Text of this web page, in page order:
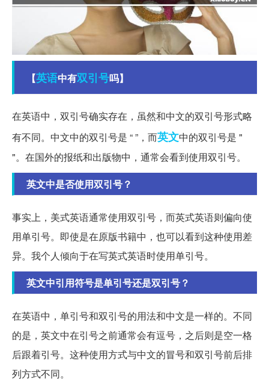
【英语中有双引号吗】
在英语中，双引号确实存在，虽然和中文的双引号形式略
有不同。中文中的双引号是 “ ”，而英文中的双引号是 "
"。在国外的报纸和出版物中，通常会看到使用双引号。
英文中是否使用双引号？
事实上，美式英语通常使用双引号，而英式英语则偏向使
用单引号。即使是在原版书籍中，也可以看到这种使用差
异。我个人倾向于在写英式英语时使用单引号。
英文中引用符号是单引号还是双引号？
在英语中，单引号和双引号的用法和中文是一样的。不同
的是，英文中在引号之前通常会有逗号，之后则是空一格
后跟着引号。这种使用方式与中文的冒号和双引号前后排
列方式不同。